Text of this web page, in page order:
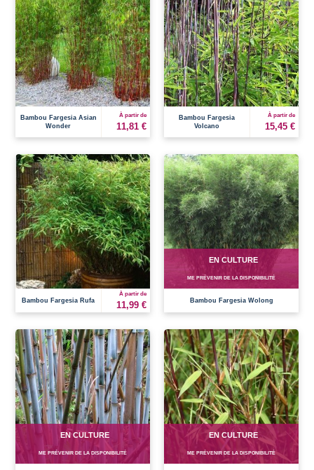
Bambou Fargesia Asian
Wonder
À partir de
11,81 €
Bambou Fargesia
Volcano
À partir de
15,45 €
Bambou Fargesia Rufa
À partir de
11,99 €
EN CULTURE
ME PRÉVENIR DE LA DISPONIBILITÉ
Bambou Fargesia Wolong
EN CULTURE
ME PRÉVENIR DE LA DISPONIBILITÉ
EN CULTURE
ME PRÉVENIR DE LA DISPONIBILITÉ